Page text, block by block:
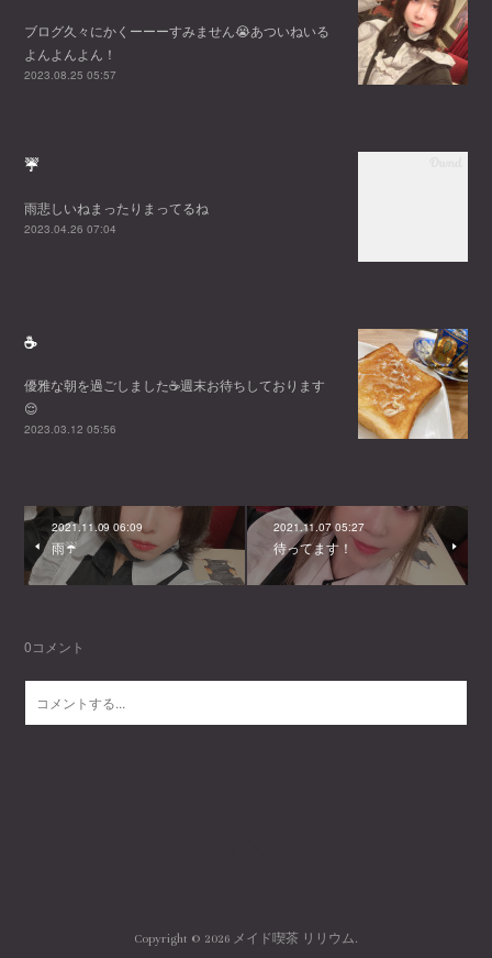
ブログ久々にかくーーーすみません😭あついねいる
よんよんよん！
2023.08.25 05:57
☔
雨悲しいねまったりまってるね
2023.04.26 07:04
☕️
優雅な朝を過ごしました☕️週末お待ちしております
😌
2023.03.12 05:56
2021.11.09 06:09
雨☔️
2021.11.07 05:27
待ってます！
0コメント
Copyright © 2026 メイド喫茶 リリウム.